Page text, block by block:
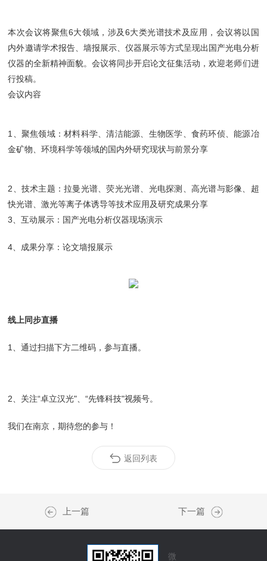
本次会议将聚焦6大领域，涉及6大类光谱技术及应用，会议将以国
内外邀请学术报告、墙报展示、仪器展示等方式呈现出国产光电分析
仪器的全新精神面貌。会议将同步开启论文征集活动，欢迎老师们进
行投稿。
会议内容
1、聚焦领域：材料科学、清洁能源、生物医学、食药环侦、能源冶
金矿物、环境科学等领域的国内外研究现状与前景分享
2、技术主题：拉曼光谱、荧光光谱、光电探测、高光谱与影像、超
快光谱、激光等离子体诱导等技术应用及研究成果分享
3、互动展示：国产光电分析仪器现场演示
4、成果分享：论文墙报展示
线上同步直播
1、通过扫描下方二维码，参与直播。
2、关注“卓立汉光"、“先锋科技"视频号。
我们在南京，期待您的参与！
返回列表
上一篇 下一篇
微